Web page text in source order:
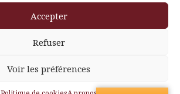
Accepter
Refuser
Voir les préférences
Themeisle